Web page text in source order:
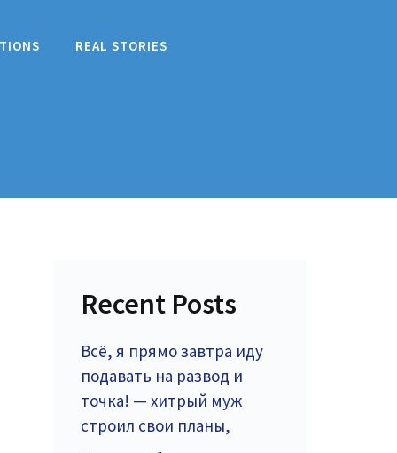
REAL STORIES
Recent Posts
Всё, я прямо завтра иду
подавать на развод и
точка! — хитрый муж
строил свои планы,